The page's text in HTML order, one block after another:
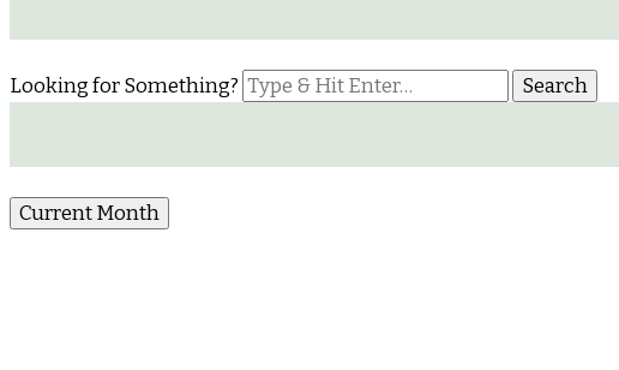
Looking for Something?
Current Month